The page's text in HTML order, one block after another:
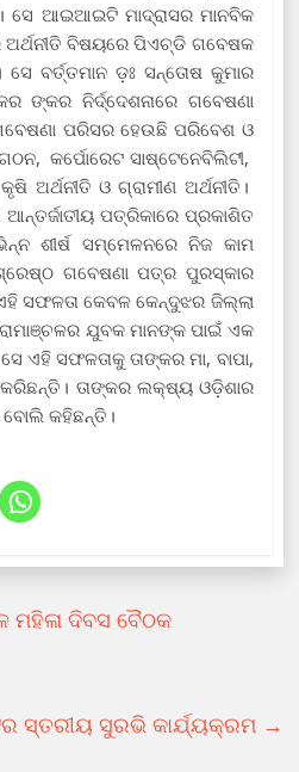
ସେ ଆଇଆଇଟି ମାଦ୍ରାସର ମାନବିକ
ଅର୍ଥନୀତି ବିଷୟରେ ପିଏଚ୍‌ଡି ଗବେଷକ
ବର୍ତ୍ତମାନ ଡ଼ଃ ସନ୍ତୋଷ କୁମାର
ଙ୍କର ନିର୍ଦ୍ଦେଶନାରେ ଗବେଷଣା
ପରିସର ହେଉଛି ପରିବେଶ ଓ
କର୍ପୋରେଟ ସାଷ୍ଟେନେବିଲିଟୀ,
ଅର୍ଥନୀତି ଓ ଗ୍ରାମୀଣ ଅର୍ଥନୀତି।
ପତ୍ରିକାରେ ପ୍ରକାଶିତ
ଶୀର୍ଷ ସମ୍ମେଳନରେ ନିଜ କାମ
ଗବେଷଣା ପତ୍ର ପୁରସ୍କାର
ସଫଳତା କେବଳ କେନ୍ଦୁଝର ଜିଲ୍ଲା
ଯୁବକ ମାନଙ୍କ ପାଇଁ ଏକ
ଏହି ସଫଳତାକୁ ତାଙ୍କର ମା, ବାପା,
ତାଙ୍କର ଲକ୍ଷ୍ୟ ଓଡ଼ିଶାର
କହିଛନ୍ତି।
ମହିଳା ଦିବସ ବୈଠକ
ସ୍ତରୀୟ ସୁରଭି କାର୍ଯ୍ୟକ୍ରମ →